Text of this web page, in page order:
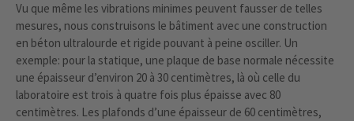
Vu que même les vibrations minimes peuvent fausser de telles
mesures, nous construisons le bâtiment avec une construction
en béton ultralourde et rigide pouvant à peine osciller. Un
exemple: pour la statique, une plaque de base normale nécessite
une épaisseur d’environ 20 à 30 centimètres, là où celle du
laboratoire est trois à quatre fois plus épaisse avec 80
centimètres. Les plafonds d’une épaisseur de 60 centimètres,